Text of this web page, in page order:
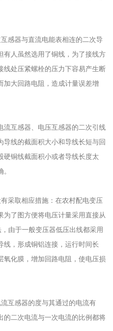
器与直流电能表相连的二次导
有人虽然选用了铜线，为了接线方
线处压紧螺栓的压力下容易产生断
加大回路电阻，造成计量误差增
互感器、电压互感器的二次引线
导线的截面积大小和导线长短与回
硬铜线截面积小或者导线长度太
取相应措施：在农村配电变压
了图方便将电压计量采用直接从
由于一般变压器低压出线都采用
线，形成铜铝连接，运行时间长
氧化膜，增加回路电阻，使电压损
感器的度与其通过的电流有
的二次电流与一次电流的比例都将